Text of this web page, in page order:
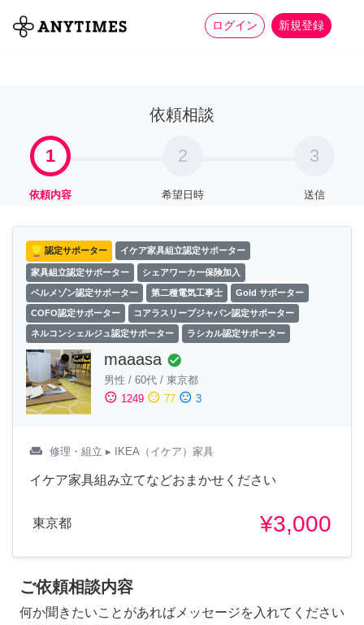
ログイン 新規登録
全て 家事 more_horiz
依頼相談
1
依頼内容
2
希望日時
3
送信
認定サポーター イケア家具組立認定サポーター
家具組立認定サポーター シェアワーカー保険加入
ベルメゾン認定サポーター 第二種電気工事士 Gold サポーター
COFO認定サポーター コアラスリープジャパン認定サポーター
ネルコンシェルジュ認定サポーター ラシカル認定サポーター
maaasa check_circle
男性 / 60代 / 東京都
sentiment_satisfied 1249 sentiment_neutral 77 sentiment_dissatisfied 3
weekend 修理・組立 ▸ IKEA（イケア）家具
イケア家具組み立てなどおまかせください
東京都 ¥3,000
ご依頼相談内容
何か聞きたいことがあればメッセージを入れてください